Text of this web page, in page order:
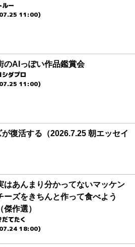
ルー
11:00)
のAIっぽい作品鑑賞会
シダプロ
11:00)
復活する（2026.7.25 朝エッセイ
はあんまり分かってないマッケン
ーズをきちんと作って食べよう
（傑作選）
だてたく
18:00)